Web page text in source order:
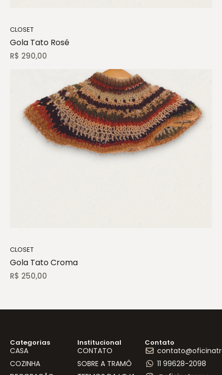
CLOSET
Gola Tato Rosé
R$ 290,00
CLOSET
Gola Tato Croma
R$ 250,00
Categorias
CASA
COZINHA
Institucional
CONTATO
SOBRE A TRAMÔ
Contato
11 99628-2098